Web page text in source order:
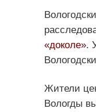
«доколе».
Жители
Вологды